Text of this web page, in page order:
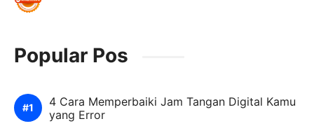
Popular Pos
4 Cara Memperbaiki Jam Tangan Digital Kamu
yang Error